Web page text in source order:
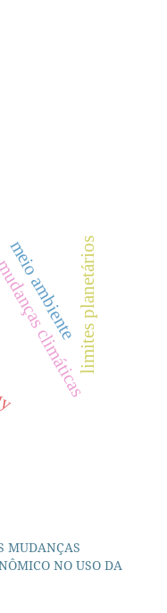
mudanças climáticas
meio ambientelimites planetários
MUDANÇAS
NO USO DA